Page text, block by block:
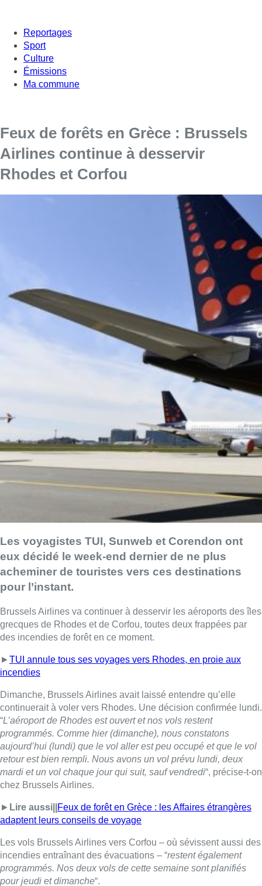
Reportages
Sport
Culture
Émissions
Ma commune
Feux de forêts en Grèce : Brussels
Airlines continue à desservir
Rhodes et Corfou
Les voyagistes TUI, Sunweb et Corendon ont
eux décidé le week-end dernier de ne plus
acheminer de touristes vers ces destinations
pour l’instant.
Brussels Airlines va continuer à desservir les aéroports des îles
grecques de Rhodes et de Corfou, toutes deux frappées par
des incendies de forêt en ce moment.
► TUI annule tous ses voyages vers Rhodes, en proie aux
incendies
Dimanche, Brussels Airlines avait laissé entendre qu’elle
continuerait à voler vers Rhodes. Une décision confirmée lundi.
“L’aéroport de Rhodes est ouvert et nos vols restent
programmés. Comme hier (dimanche), nous constatons
aujourd’hui (lundi) que le vol aller est peu occupé et que le vol
retour est bien rempli. Nous avons un vol prévu lundi, deux
mardi et un vol chaque jour qui suit, sauf vendredi“, précise-t-on
chez Brussels Airlines.
► Lire aussi|| Feux de forêt en Grèce : les Affaires étrangères
adaptent leurs conseils de voyage
Les vols Brussels Airlines vers Corfou – où sévissent aussi des
incendies entraînant des évacuations – “restent également
programmés. Nos deux vols de cette semaine sont planifiés
pour jeudi et dimanche“.